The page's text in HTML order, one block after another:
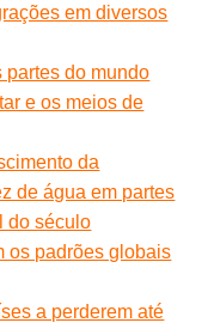
em diversos
partes do mundo
e os meios de
da
de água em partes
do século
os padrões globais
a perderem até